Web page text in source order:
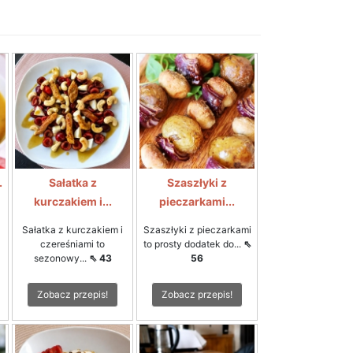
Sałatka z
kurczakiem i...
Sałatka z kurczakiem i
czereśniami to
sezonowy... ⇖ 43
Zobacz przepis!
Szaszłyki z
pieczarkami...
Szaszłyki z pieczarkami
to prosty dodatek do... ⇖
56
Zobacz przepis!